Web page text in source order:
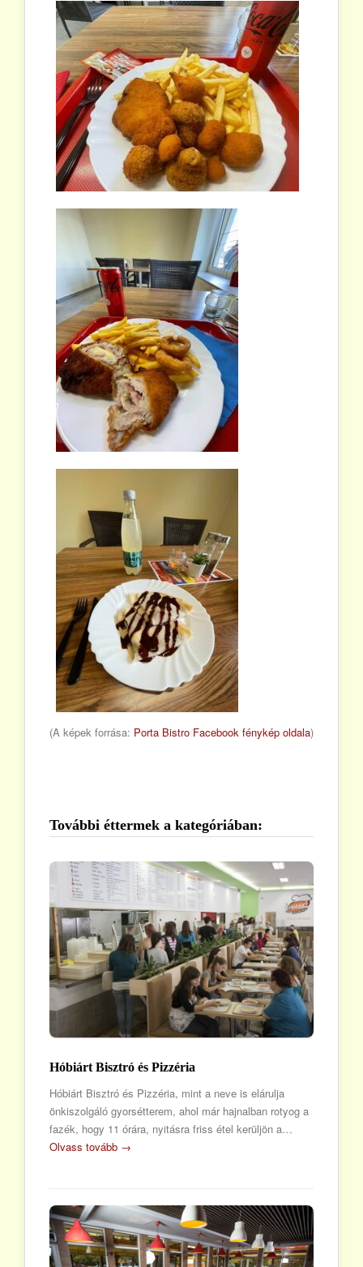
(A képek forrása: Porta Bistro Facebook fénykép oldala)
További éttermek a kategóriában:
Hóbiárt Bisztró és Pizzéria
Hóbiárt Bisztró és Pizzéria, mint a neve is elárulja
önkiszolgáló gyorsétterem, ahol már hajnalban rotyog a
fazék, hogy 11 órára, nyitásra friss étel kerüljön a…
Olvass tovább →